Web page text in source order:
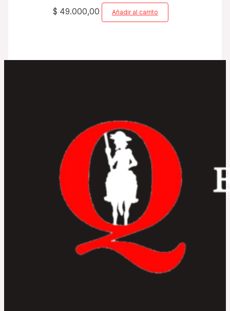
$ 49.000,00 Añadir al carrito